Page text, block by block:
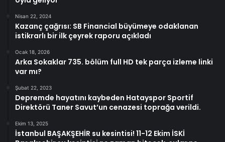
Nisan 22, 2024
Kazanç çağrısı: SB Financial büyümeye odaklanan
istikrarlı bir ilk çeyrek raporu açıkladı
Ocak 18, 2026
Arka Sokaklar 735. bölüm full HD tek parça izleme linki
var mı?
Şubat 22, 2023
Depremde hayatını kaybeden Hatayspor Sportif
Direktörü Taner Savut’un cenazesi toprağa verildi.
Ekim 13, 2025
İstanbul BAŞAKŞEHİR su kesintisi! 11-12 Ekim İSKİ